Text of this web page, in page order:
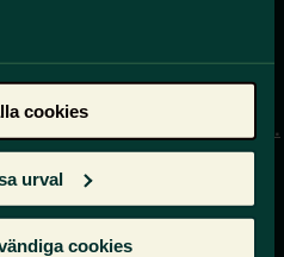
cookies
urval
cookies
Journalist – du når oss
press@sverigeslarare.
se
Presskontakt